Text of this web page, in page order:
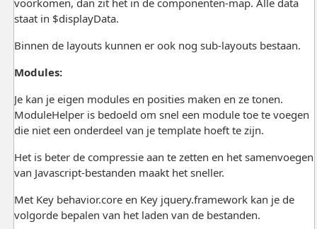
staat in $displayData.
Binnen de layouts kunnen er ook nog sub-layouts bestaan.
Modules:
Je kan je eigen modules en posities maken en ze tonen.
ModuleHelper is bedoeld om snel een module toe te voegen
die niet een onderdeel van je template hoeft te zijn.
Het is beter de compressie aan te zetten en het samenvoegen
van Javascript-bestanden maakt het sneller.
Met Key behavior.core en Key jquery.framework kan je de
volgorde bepalen van het laden van de bestanden.